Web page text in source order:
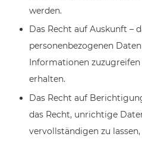
werden.
Das Recht auf Auskunft –
personenbezogenen
Informationen
erhalten.
Das Recht auf
das Recht, unrichtige
vervollständigen zu